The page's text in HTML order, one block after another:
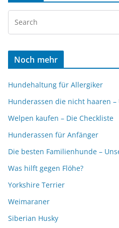
Noch mehr
Hundehaltung für Allergiker
Hunderassen die nicht haaren –
Welpen kaufen – Die Checkliste
Hunderassen für Anfänger
Die besten Familienhunde –
Was hilft gegen Flöhe?
Yorkshire Terrier
Weimaraner
Siberian Husky